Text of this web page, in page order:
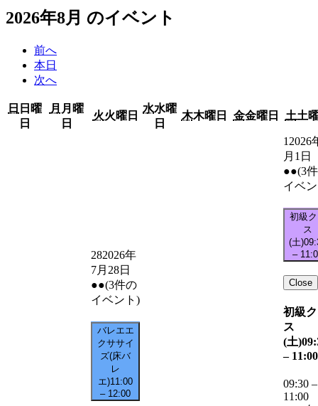
2026年8月 のイベント
前へ
本日
次へ
日 日曜
日
月 月曜
日
火火曜日
水水曜
日
木木曜日 金金曜日 土土
282026年
7月28日
●●(3件の
イベント)
バレエエ
クササイ
ズ(床バ
レ
エ)11:00
– 12:00
1 2026
月1日
●●(3
イベ
初級
ス
(土)
–
Close
初級
ス
(土)
– 11:00
09:30 –
11:00